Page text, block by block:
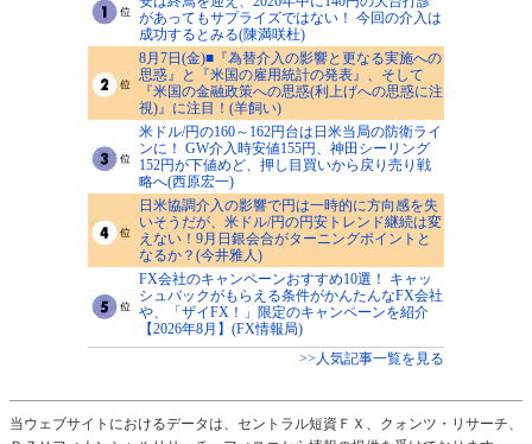
があってもサプライズではない！ 今回の介入は
成功するとみる(陳満咲杜)
8月7日(金)■『為替介入の影響と更なる実施への
思惑』と『米国の雇用統計の発表』、そして
『米国の金融政策への思惑(利上げへの思惑に注
視)』に注目！(羊飼い)
米ドル/円の160～162円台は日米当局の防衛ライ
ンに！ GW介入時安値155円、神田シーリング
152円が下値めど、押し目買いから戻り売り戦
略へ(西原宏一)
日米協調介入の影響で円は一時的に方向感を失
いそうだが、米ドル/円の円安トレンド継続は変
えない！9月日銀会合がターニングポイントと
なるか？(今井雅人)
FX会社のキャンペーンおすすめ10選！ キャッ
シュバックがもらえる条件がかんたんなFX会社
や、「ザイFX！」限定のキャンペーンを紹介
【2026年8月】(FX情報局)
>>人気記事一覧を見る
当ウェブサイトにおけるデータは、セントラル短資ＦＸ、クォンツ・リサーチ、